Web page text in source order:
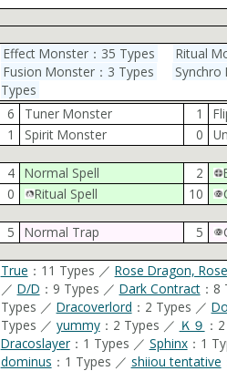
Effect Monster：35 Types
Ritual
Fusion Monster：3 Types
Types
6
Tuner Monster 1
1
Spirit Monster 0
4
Normal Spell 2
0
Ritual Spell 10
5
Normal Trap 5
True ：11 Types ／ Rose Dragon, Rose
／ D/D ：9 Types ／ Dark Contract：8
Types ／ Dracoverlord ：2 Types ／
Types ／ yummy：2 Types ／ Ｋ９ ：
Dracoslayer：1 Types ／ Sphinx：1
dominus ：1 Types ／ shiiou tentative